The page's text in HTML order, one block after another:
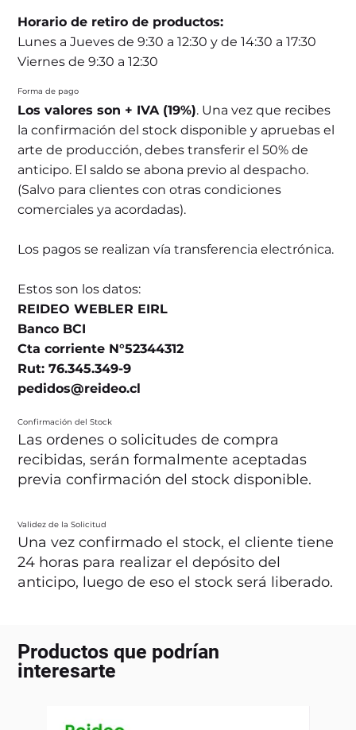
Horario de retiro de productos:
Lunes a Jueves de 9:30 a 12:30 y de 14:30 a 17:30
Viernes de 9:30 a 12:30
Forma de pago
Los valores son + IVA (19%). Una vez que recibes
la confirmación del stock disponible y apruebas el
arte de producción, debes transferir el 50% de
anticipo. El saldo se abona previo al despacho.
(Salvo para clientes con otras condiciones
comerciales ya acordadas).
Los pagos se realizan vía transferencia electrónica.
Estos son los datos:
REIDEO WEBLER EIRL
Banco BCI
Cta corriente N°52344312
Rut: 76.345.349-9
pedidos@reideo.cl
Confirmación del Stock
Las ordenes o solicitudes de compra
recibidas, serán formalmente aceptadas
previa confirmación del stock disponible.
Validez de la Solicitud
Una vez confirmado el stock, el cliente tiene
24 horas para realizar el depósito del
anticipo, luego de eso el stock será liberado.
Productos que podrían
interesarte